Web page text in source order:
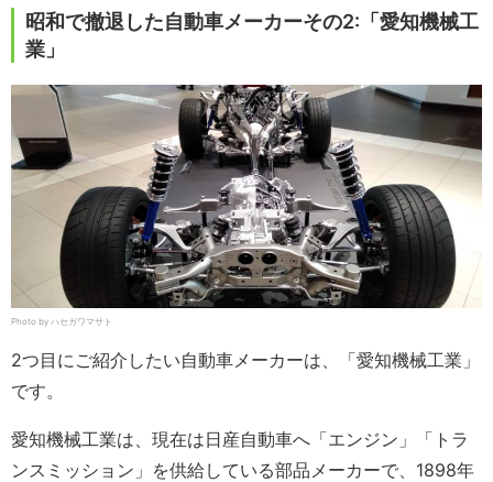
昭和で撤退した自動車メーカーその2:「愛知機械工
業」
Photo by ハセガワマサト
2つ目にご紹介したい自動車メーカーは、「愛知機械工業」
です。
愛知機械工業は、現在は日産自動車へ「エンジン」「トラ
ンスミッション」を供給している部品メーカーで、1898年